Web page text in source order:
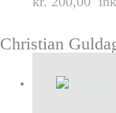
Christian